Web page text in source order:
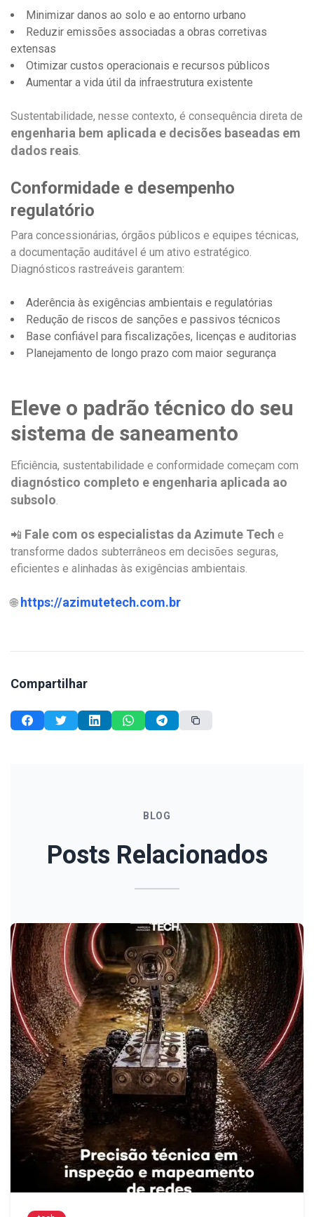
Minimizar danos ao solo e ao entorno urbano
Reduzir emissões associadas a obras corretivas
extensas
Otimizar custos operacionais e recursos públicos
Aumentar a vida útil da infraestrutura existente
Sustentabilidade, nesse contexto, é consequência direta de
engenharia bem aplicada e decisões baseadas em
dados reais
Conformidade e desempenho
regulatório
Para concessionárias, órgãos públicos e equipes técnicas,
a documentação auditável é um ativo estratégico.
Diagnósticos rastreáveis garantem:
Aderência às exigências ambientais e regulatórias
Redução de riscos de sanções e passivos técnicos
Base confiável para fiscalizações, licenças e auditorias
Planejamento de longo prazo com maior segurança
Eleve o padrão técnico do seu
sistema de saneamento
Eficiência, sustentabilidade e conformidade começam com
diagnóstico completo e engenharia aplicada ao
subsolo
📲 Fale com os especialistas da Azimute Tech e
transforme dados subterrâneos em decisões seguras,
eficientes e alinhadas às exigências ambientais.
🌐 https://azimutetech.com.br
Compartilhar
BLOG
Posts Relacionados